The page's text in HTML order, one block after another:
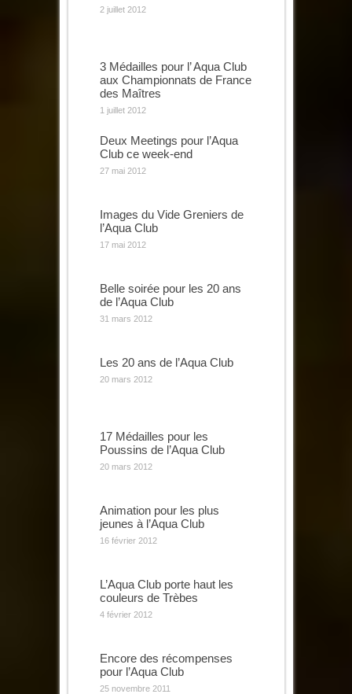
2 juillet 2012
3 Médailles pour l’ Aqua Club
aux Championnats de France
des Maîtres
1 juillet 2012
Deux Meetings pour l’Aqua
Club ce week-end
27 mai 2012
Images du Vide Greniers de
l’Aqua Club
17 mai 2012
Belle soirée pour les 20 ans
de l’Aqua Club
31 mars 2012
Les 20 ans de l’Aqua Club
20 mars 2012
17 Médailles pour les
Poussins de l’Aqua Club
20 mars 2012
Animation pour les plus
jeunes à l’Aqua Club
16 février 2012
L’Aqua Club porte haut les
couleurs de Trèbes
4 février 2012
Encore des récompenses
pour l’Aqua Club
25 novembre 2011